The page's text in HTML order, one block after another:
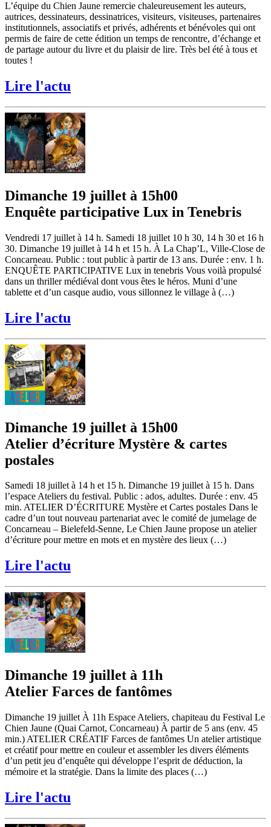
L’équipe du Chien Jaune remercie chaleureusement les auteurs,
autrices, dessinateurs, dessinatrices, visiteurs, visiteuses, partenaires
institutionnels, associatifs et privés, adhérents et bénévoles qui ont
permis de faire de cette édition un temps de rencontre, d’échange et
de partage autour du livre et du plaisir de lire. Très bel été à tous et
toutes !
Lire l'actu
Dimanche 19 juillet à 15h00
Enquête participative Lux in Tenebris
Vendredi 17 juillet à 14 h. Samedi 18 juillet 10 h 30, 14 h 30 et 16 h
30. Dimanche 19 juillet à 14 h et 15 h. À La Chap’L, Ville-Close de
Concarneau. Public : tout public à partir de 13 ans. Durée : env. 1 h.
ENQUÊTE PARTICIPATIVE Lux in tenebris Vous voilà propulsé
dans un thriller médiéval dont vous êtes le héros. Muni d’une
tablette et d’un casque audio, vous sillonnez le village à (…)
Lire l'actu
Dimanche 19 juillet à 15h00
Atelier d’écriture Mystère & cartes
postales
Samedi 18 juillet à 14 h et 15 h. Dimanche 19 juillet à 15 h. Dans
l’espace Ateliers du festival. Public : ados, adultes. Durée : env. 45
min. ATELIER D’ÉCRITURE Mystère et Cartes postales Dans le
cadre d’un tout nouveau partenariat avec le comité de jumelage de
Concarneau – Bielefeld-Senne, Le Chien Jaune propose un atelier
d’écriture pour mettre en mots et en mystère des lieux (…)
Lire l'actu
Dimanche 19 juillet à 11h
Atelier Farces de fantômes
Dimanche 19 juillet À 11h Espace Ateliers, chapiteau du Festival Le
Chien Jaune (Quai Carnot, Concarneau) À partir de 5 ans (env. 45
min.) ATELIER CRÉATIF Farces de fantômes Un atelier artistique
et créatif pour mettre en couleur et assembler les divers éléments
d’un petit jeu d’enquête qui développe l’esprit de déduction, la
mémoire et la stratégie. Dans la limite des places (…)
Lire l'actu